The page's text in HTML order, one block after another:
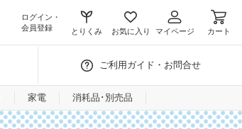
ログイン・
会員登録
とりくみ お気に入り マイページ カート
ご利用ガイド・お問合せ
家電 消耗品･別売品